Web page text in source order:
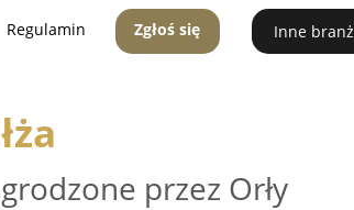
Regulamin Zgłoś się Inne
przez Orły